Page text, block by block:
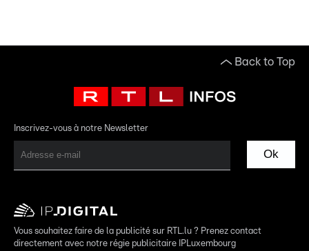
Back to Top
Inscrivez-vous à notre Newsletter
Ok
Vous souhaitez faire de la publicité sur RTL.lu ? Prenez contact
directement avec notre régie publicitaire IPLuxembourg